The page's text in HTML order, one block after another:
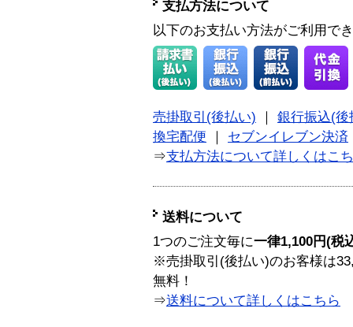
支払方法について
以下のお支払い方法がご利用で
売掛取引(後払い)
銀行振込(後
換宅配便
セブンイレブン決済
⇒支払方法について詳しくはこ
送料について
1つのご注文毎に一律1,100円(税
※売掛取引(後払い)のお客様は
無料！
⇒送料について詳しくはこちら